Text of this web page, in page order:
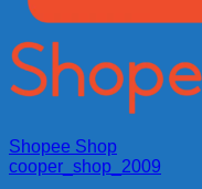
Shopee Shop
cooper_shop_2009